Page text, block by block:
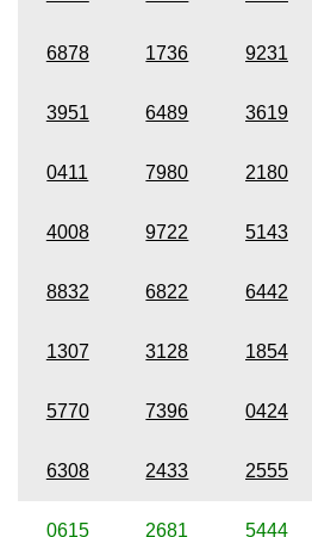
6878 1736 9231
3951 6489 3619
0411 7980 2180
4008 9722 5143
8832 6822 6442
1307 3128 1854
5770 7396 0424
6308 2433 2555
0615 2681 5444